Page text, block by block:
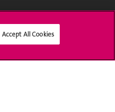
Accept All Cookies